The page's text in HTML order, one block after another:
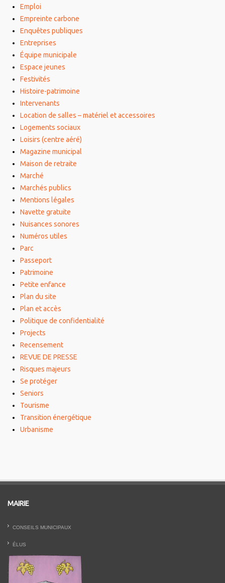
Emploi
Empreinte carbone
Enquêtes publiques
Entreprises
Équipe municipale
Espace jeunes
Festivités
Histoire-patrimoine
Intervenants
Location de salles – matériel et accessoires
Logements sociaux
Loisirs (centre aéré)
Magazine municipal
Maison de retraite
Marché
Marchés publics
Mentions légales
Navette gratuite
Nuisances sonores
Numéros utiles
Parc
Passeport
Patrimoine
Petite enfance
Plan du site
Plan et accès
Politique de confidentialité
Projects
Recensement
REVUE DE PRESSE
Risques majeurs
Se protéger
Seniors
Tourisme
Transition énergétique
Urbanisme
MAIRIE
CONSEILS MUNICIPAUX
ÉLUS